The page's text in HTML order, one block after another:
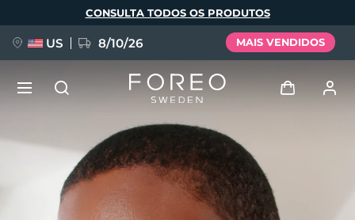
principal
CONSULTA TODOS OS PRODUTOS
US 8/10/26 MAIS VENDIDOS
Perfil de usuário
NOVIDADE
BREAKING NEWS
Idioma
English Deutsch
Español